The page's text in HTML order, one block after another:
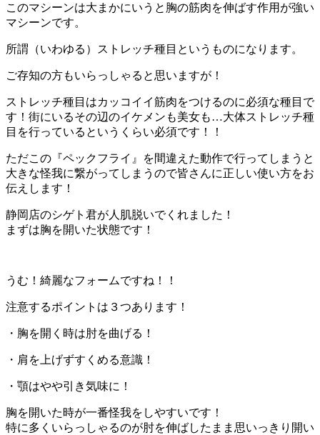
このマシーンは大まかにいうと胸の筋肉を伸ばす作用が強い
マシーンです。
所謂（いわゆる）ストレッチ種目というものになります。
ご存知の方もいらっしゃると思いますが！
ストレッチ種目はカッコイイ筋肉をつけるのに必須な種目で
す！街にいるその辺のイケメンも美女も…大体ストレッチ種
目を行っているというくらい必須です！！
ただこの『ペックフライ』を間違えた動作で行ってしまうと
大きな怪我に繋がってしまうので皆さんに正しい使い方をお
伝えします！
静岡店のシゲト君が人肌脱いでくれました！
まずは胸を開いた状態です！
うむ！綺麗なフォームですね！！
注意するポイントは３つあります！
・胸を開く時は肘を曲げる！
・肩を上げずすくめる意識！
・顎はやや引き気味に！
胸を開いた時が一番怪我をしやすいです！
特に多くいらっしゃるのが肘を伸ばしたまま思いっきり開い